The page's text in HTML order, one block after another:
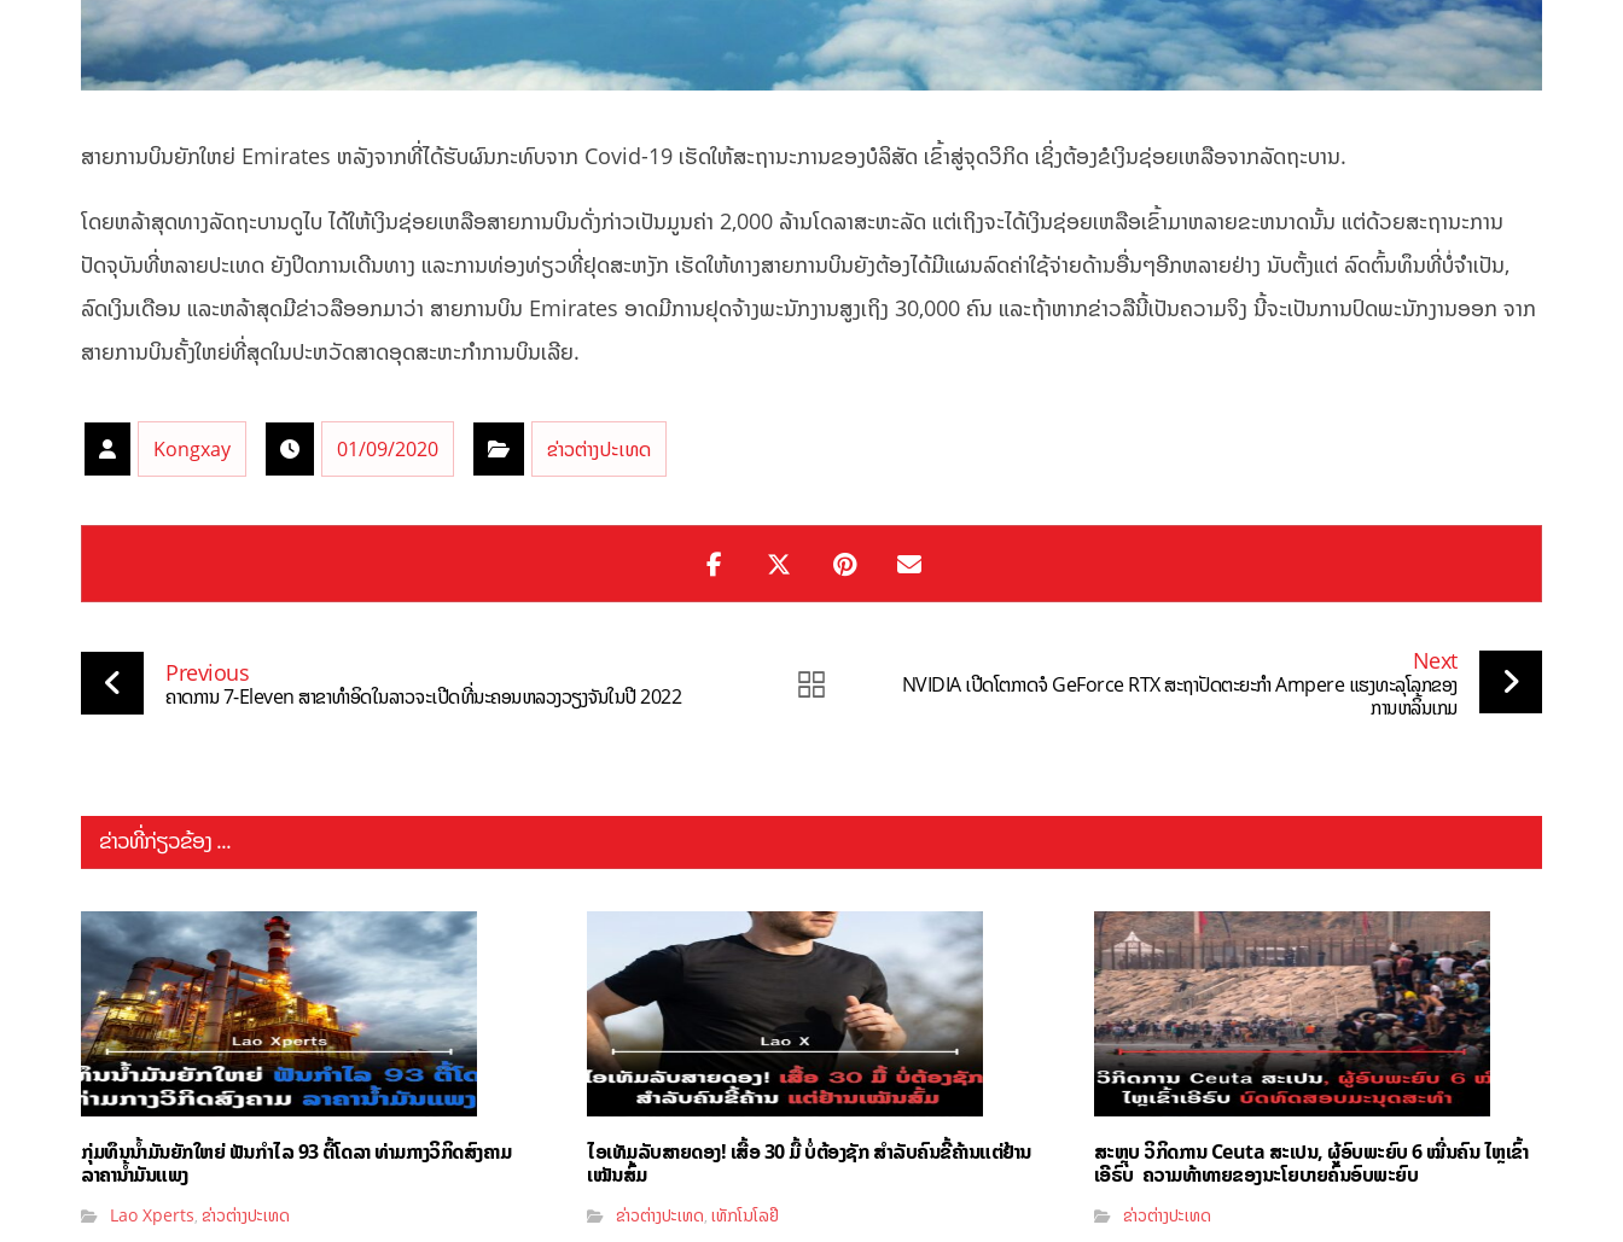
ສາຍການບິນຍັກໃຫຍ່ Emirates ຫລັງຈາກທີ່ໄດ້ຮັບຜົນກະທົບຈາກ Covid-19 ເຮັດໃຫ້ສະຖານະການຂອງບໍລິສັດ ເຂົ້າສູ່ຈຸດວິກິດ ເຊິ່ງຕ້ອງຂໍເງິນຊ່ອຍເຫລືອຈາກລັດຖະບານ.
ໂດຍຫລ້າສຸດທາງລັດຖະບານດູໄບ ໄດ້ໃຫ້ເງິນຊ່ອຍເຫລືອສາຍການບິນດັ່ງກ່າວເປັນມູນຄ່າ 2,000 ລ້ານໂດລາສະຫະລັດ ແຕ່ເຖິງຈະໄດ້ເງິນຊ່ອຍເຫລືອເຂົ້າມາຫລາຍຂະຫນາດນັ້ນ ແຕ່ດ້ວຍສະຖານະການ
ປັດຈຸບັນທີ່ຫລາຍປະເທດ ຍັງປິດການເດີນທາງ ແລະການທ່ອງທ່ຽວທີ່ຢຸດສະຫງັກ ເຮັດໃຫ້ທາງສາຍການບິນຍັງຕ້ອງໄດ້ມີແຜນລົດຄ່າໃຊ້ຈ່າຍດ້ານອື່ນໆອີກຫລາຍຢ່າງ ນັບຕັ້ງແຕ່ ລົດຕົ້ນທຶນທີ່ບໍ່ຈຳເປັນ,
ລົດເງິນເດືອນ ແລະຫລ້າສຸດມີຂ່າວລືອອກມາວ່າ ສາຍການບິນ Emirates ອາດມີການຢຸດຈ້າງພະນັກງານສູງເຖິງ 30,000 ຄົນ ແລະຖ້າຫາກຂ່າວລືນີ້ເປັນຄວາມຈິງ ນີ້ຈະເປັນການປົດພະນັກງານອອກ ຈາກ
ສາຍການບິນຄັ້ງໃຫຍ່ທີ່ສຸດໃນປະຫວັດສາດອຸດສະຫະກຳການບິນເລີຍ.
Kongxay 01/09/2020 ຂ່າວຕ່າງປະເທດ
Previous
ຄາດການ 7-Eleven ສາຂາທຳອິດໃນລາວຈະເປີດທີ່ນະຄອນຫລວງວຽງຈັນໃນປີ 2022
Next
NVIDIA ເປີດໂຕກາດຈໍ GeForce RTX ສະຖາປັດຕະຍະກຳ Ampere ແຮງທະລຸໂລກຂອງ
ການຫລິ້ນເກມ
ຂ່າວທີ່ກ່ຽວຂ້ອງ ...
ກຸ່ມທຶນນ້ຳມັນຍັກໃຫຍ່ ຟັນກຳໄລ 93 ຕື້ໂດລາ ທ່າມກາງວິກິດສົງຄາມ
ລາຄານໍ້າມັນແພງ
Lao Xperts,ຂ່າວຕ່າງປະເທດ
ໄອເທັມລັບສາຍດອງ! ເສື້ອ 30 ມື້ ບໍ່ຕ້ອງຊັກ ສຳລັບຄົນຂີ້ຄ້ານແຕ່ຢ້ານ
ເໝັນສົ້ມ
ຂ່າວຕ່າງປະເທດ,ເທັກໂນໂລຢີ
ສະຫຼຸບ ວິກິດການ Ceuta ສະເປນ, ຜູ້ອົບພະຍົບ 6 ໝື່ນຄົນ ໄຫຼເຂົ້າ
ເອີຣົບ ຄວາມທ້າທາຍຂອງນະໂຍບາຍຄົນອົບພະຍົບ
ຂ່າວຕ່າງປະເທດ